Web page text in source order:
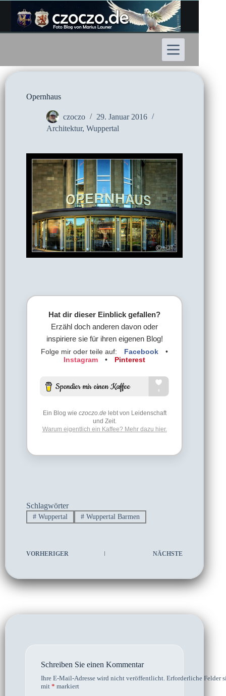
Inhalt
springen
Opernhaus
czoczo
29. Januar 2016
Architektur, Wuppertal
Hat dir dieser Einblick gefallen?
Erzähl doch anderen davon oder
inspiriere sie für ihren eigenen Blog!
Folge mir oder teile auf: Facebook
•
Instagram
• Pinterest
Ein Blog wie czoczo.delebt von Leidenschaft
und Zeit.
Warum eigentlich ein Kaffee? Mehr dazu hier.
Schlagwörter
#Wuppertal #Wuppertal Barmen
VORHERIGER NÄCHSTE
Schreiben Sie einen Kommentar
Ihre E-Mail-Adresse wird nicht veröffentlicht. Erforderliche Felder
mit * markiert